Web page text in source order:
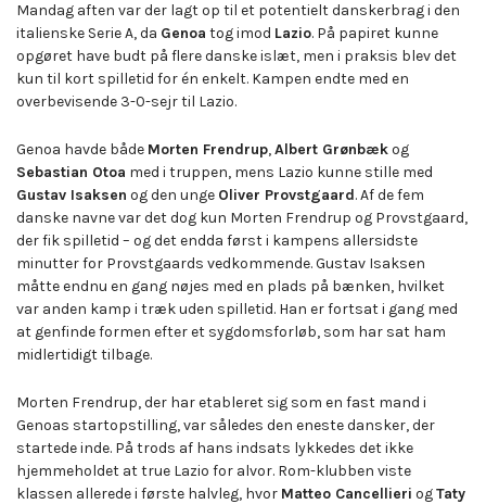
Mandag aften var der lagt op til et potentielt danskerbrag i den
italienske Serie A, da Genoa tog imod Lazio. På papiret kunne
opgøret have budt på flere danske islæt, men i praksis blev det
kun til kort spilletid for én enkelt. Kampen endte med en
overbevisende 3-0-sejr til Lazio.
Genoa havde både Morten Frendrup,Albert Grønbækog
Sebastian Otoa med i truppen, mens Lazio kunne stille med
Gustav Isaksen og den unge Oliver Provstgaard. Af de fem
danske navne var det dog kun Morten Frendrup og Provstgaard,
der fik spilletid – og det endda først i kampens allersidste
minutter for Provstgaards vedkommende. Gustav Isaksen
måtte endnu en gang nøjes med en plads på bænken, hvilket
var anden kamp i træk uden spilletid. Han er fortsat i gang med
at genfinde formen efter et sygdomsforløb, som har sat ham
midlertidigt tilbage.
Morten Frendrup, der har etableret sig som en fast mand i
Genoas startopstilling, var således den eneste dansker, der
startede inde. På trods af hans indsats lykkedes det ikke
hjemmeholdet at true Lazio for alvor. Rom-klubben viste
klassen allerede i første halvleg, hvor Matteo Cancellieri ogTaty